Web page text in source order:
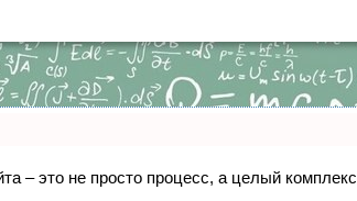
– это не просто процесс, а целый